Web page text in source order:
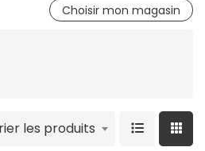
Choisir mon magasin
les produits